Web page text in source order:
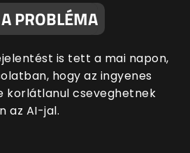
PROBLÉMA
is tett a mai napon,
hogy az ingyenes
korlátlanul cseveghetnek
az AI-jal.